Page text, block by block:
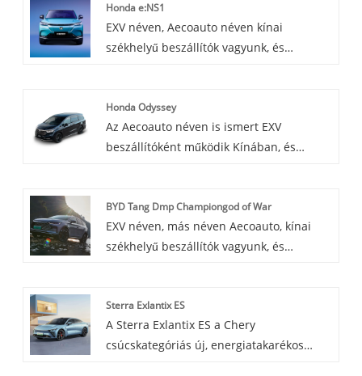
városi autó, amelyet a Honda Motor
dobott piacra. Divatos külső dizájnt és
fejlett belső technológiát alkalmaz, hogy
Honda e:NS1
EXV néven, Aecoauto néven kínai
székhelyű beszállítók vagyunk, és
kompakt elektromos autó, amelyet a
Honda fejlesztett ki a kínai piac számára.
Úgy tervezték, hogy megfizethető és
keresletet.
Honda Odyssey
Az Aecoauto néven is ismert EXV
beszállítóként működik Kínában, és
kisbusz, amely családbarát jellemzőiről,
tágas belső teréről és sima utazásáról
ismert. Kényelme, kényelme és biztonsági
BYD Tang Dmp Championgod of War
EXV néven, más néven Aecoauto, kínai
székhelyű beszállítók vagyunk, és
Wart is.
Sterra Exlantix ES
A Sterra Exlantix ES a Chery
csúcskategóriás új, energiatakarékos